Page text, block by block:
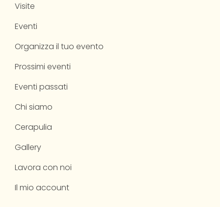
Visite
Eventi
Organizza il tuo evento
Prossimi eventi
Eventi passati
Chi siamo
Cerapulia
Gallery
Lavora con noi
Il mio account